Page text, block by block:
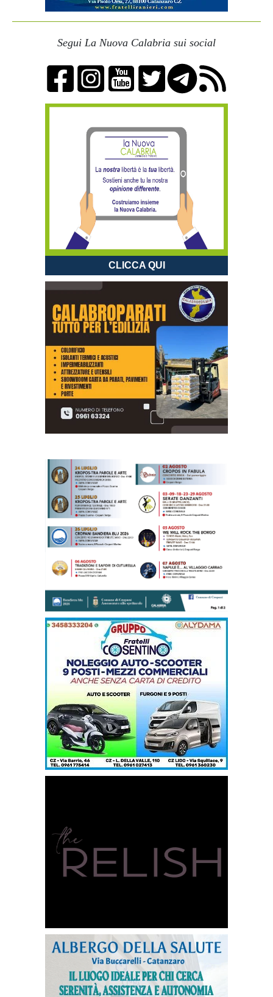
Segui La Nuova Calabria sui social
CLICCA QUI